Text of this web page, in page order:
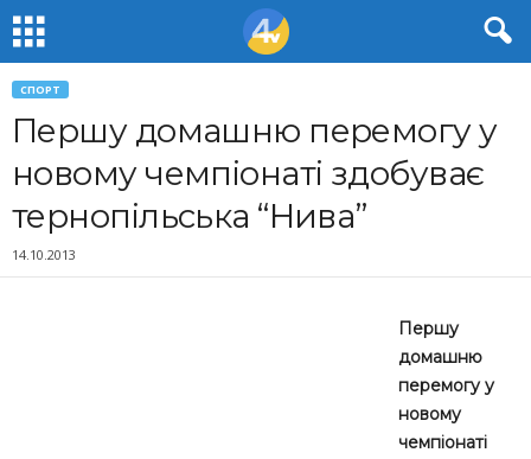
СПОРТ
Першу домашню перемогу у
новому чемпіонаті здобуває
тернопільська “Нива”
14.10.2013
Першу
домашню
перемогу у
новому
чемпіонаті